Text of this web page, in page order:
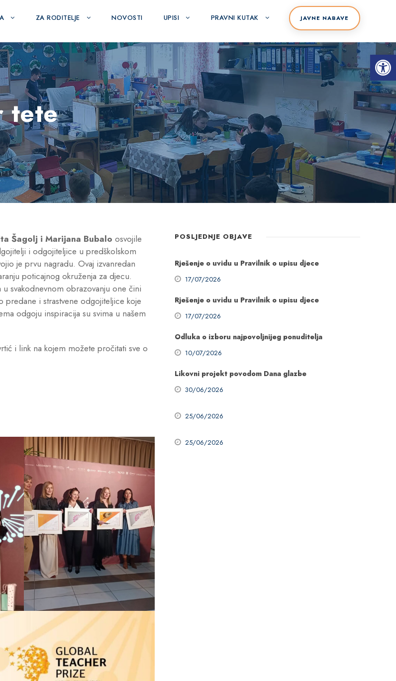
Open toolbar
ZA RODITELJE NOVOSTI UPISI PRAVNI KUTAK JAVNE NABAVE
tete
Šagolj i Marijana Bubalo osvojile
i odgojiteljice u predškolskom
je prvu nagradu. Ovaj izvanredan
poticajnog okruženja za djecu.
svakodnevnom obrazovanju one čini
predane i strastvene odgojiteljice koje
odgoju inspiracija su svima u našem
i link na kojem možete pročitati sve o
POSLJEDNJE OBJAVE
Rješenje o uvidu u Pravilnik o upisu djece
17/07/2026
Rješenje o uvidu u Pravilnik o upisu djece
17/07/2026
Odluka o izboru najpovoljnijeg ponuditelja
10/07/2026
Likovni projekt povodom Dana glazbe
30/06/2026
25/06/2026
25/06/2026